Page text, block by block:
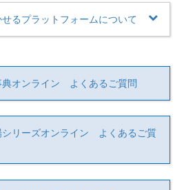
るプラットフォームについて
典オンライン よくあるご質問
シリーズオンライン よくあるご質